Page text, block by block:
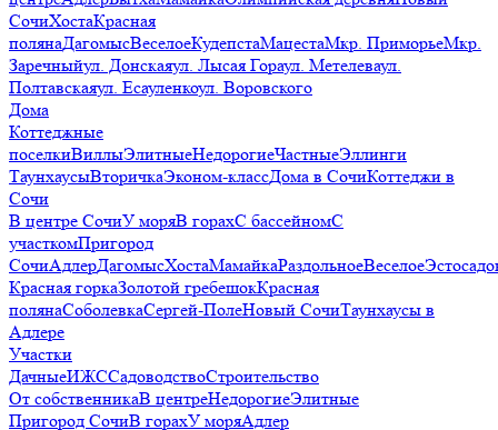
СочиХостаКрасная
полянаДагомысВеселоеКудепстаМацестаМкр. ПриморьеМкр.
Заречныйул. Донскаяул. Лысая Гораул. Метелеваул.
Полтавскаяул. Есауленкоул. Воровского
Дома
Коттеджные
поселкиВиллыЭлитныеНедорогиеЧастныеЭллинги
ТаунхаусыВторичкаЭконом-классДома в СочиКоттеджи в
Сочи
В центре СочиУ моряВ горахС бассейномС
участкомПригород
СочиАдлерДагомысХостаМамайкаРаздольноеВеселое
Красная горкаЗолотой гребешокКрасная
полянаСоболевкаСергей-ПолеНовый СочиТаунхаусы в
Адлере
Участки
ДачныеИЖССадоводствоСтроительство
От собственникаВ центреНедорогиеЭлитные
Пригород СочиВ горахУ моряАдлер